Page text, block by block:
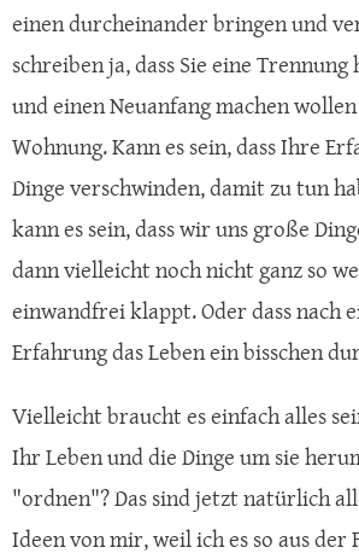
einen durcheinander bringen und
schreiben ja, dass Sie eine
und einen Neuanfang machen
Wohnung. Kann es sein, dass Ihre
Dinge verschwinden, damit zu tun
kann es sein, dass wir uns große
dann vielleicht noch nicht ganz so
einwandfrei klappt. Oder dass nach
Erfahrung das Leben ein bisschen
Vielleicht braucht es einfach alles
Ihr Leben und die Dinge um sie
"ordnen"? Das sind jetzt natürlich
Ideen von mir, weil ich es so aus der